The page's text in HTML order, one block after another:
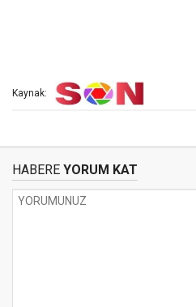
Kaynak:
HABERE YORUM KAT